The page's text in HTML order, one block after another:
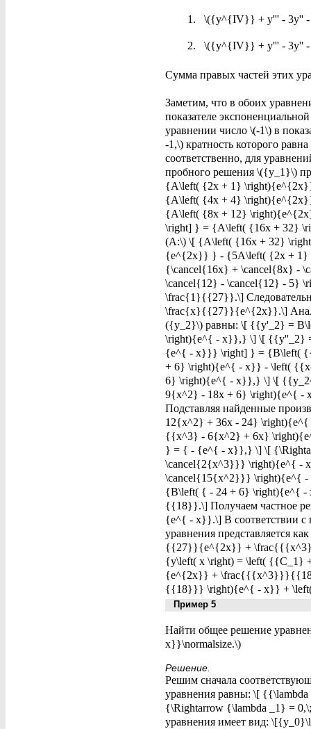
\({y^{IV}} + y''' - 3y''
\({y^{IV}} + y''' - 3y''
Сумма правых частей этих
Заметим, что в обоих
показателе
уравнении число \(-1\) в
-1,\) кратность которого
соответственно, для
пробного решения \({y_1}\)
{A\left( {2x + 1}
{A\left( {4x + 4}
{A\left( {8x + 12}
\right] } = {A\left( {16x + 32}
(A:\) \[ {A\left( {16x + 32}
{e^{2x}} } - {5A\left( {2x +
{\cancel{16x} + \cancel{8x} -
\cancel{12} - \cancel{12} - 5}
\frac{1}{{27}}.\]
\frac{x}{{27}}{e^{2x}}.\]
({y_2}\) равны: \[ {{y'_2} =
\right){e^{ - x}},} \] \[ {{y''_2}
{e^{ - x}}} \right] } = {B\left(
+ 6} \right){e^{ - x}} - \left(
6} \right){e^{ - x}},} \] \[
9{x^2} - 18x + 6} \right){e^{
Подставляя найденные
12{x^2} + 36x - 24}
{{x^3} - 6{x^2} + 6x}
} = { - {e^{ - x}},} \] \[
\cancel{2{x^3}}} \right){e^{ -
\cancel{15{x^2}}} \right){e^{
{B\left( { - 24 + 6} \right){e^{
{{18}}.\] Получаем частное
{e^{ - x}}.\] В соответствии с
уравнения представляется
{{27}}{e^{2x}} +
{y\left( x \right) = \left(
{e^{2x}} +
{{18}}} \right){e^{ - x}} +
Пример 5
Найти общее решение
x}}\normalsize.\)
Решение.
Решим сначала
уравнения равны: \[
{\Rightarrow {\lambda _1} =
уравнения имеет вид: